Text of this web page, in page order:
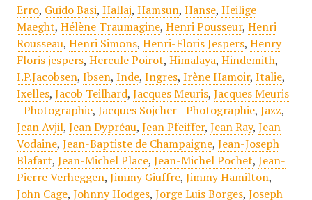
Erro, Guido Basi, Hallaj, Hamsun, Hanse, Heilige
Maeght, Hélène Traumagine, Henri Pousseur, Henri
Rousseau, Henri Simons, Henri-Floris Jespers, Henry
Floris jespers, Hercule Poirot, Himalaya, Hindemith,
I.P.Jacobsen, Ibsen, Inde, Ingres, Irène Hamoir, Italie,
Ixelles, Jacob Teilhard, Jacques Meuris, Jacques Meuris
- Photographie, Jacques Sojcher - Photographie, Jazz,
Jean Avjil, Jean Dypréau, Jean Pfeiffer, Jean Ray, Jean
Vodaine, Jean-Baptiste de Champaigne, Jean-Joseph
Blafart, Jean-Michel Place, Jean-Michel Pochet, Jean-
Pierre Verheggen, Jimmy Giuffre, Jimmy Hamilton,
John Cage, Johnny Hodges, Jorge Luis Borges, Joseph